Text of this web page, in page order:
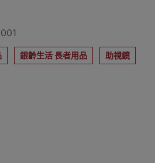
銀齡生活 長者用品 助視鏡